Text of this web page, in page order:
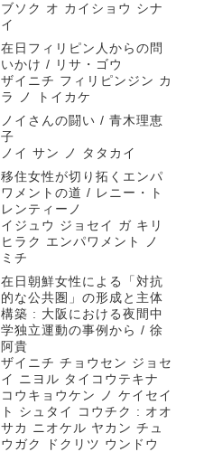
ブソク オ カイショウ シナ
イ
在日フィリピン人からの問
いかけ / リサ・ゴウ
ザイニチ フィリピンジン カ
ラ ノ トイカケ
ノイさんの闘い / 青木理恵
子
ノイ サン ノ タタカイ
移住女性が切り拓くエンパ
ワメントの道 / レニー・ト
レンティーノ
イジュウ ジョセイ ガ キリ
ヒラク エンパワメント ノ
ミチ
在日朝鮮女性による「対抗
的な公共圏」の形成と主体
構築 : 大阪における夜間中
学独立運動の事例から / 徐
阿貴
ザイニチ チョウセン ジョセ
イ ニヨル タイコウテキナ
コウキョウケン ノ ケイセイ
ト シュタイ コウチク : オオ
サカ ニオケル ヤカン チュ
ウガク ドクリツ ウンドウ